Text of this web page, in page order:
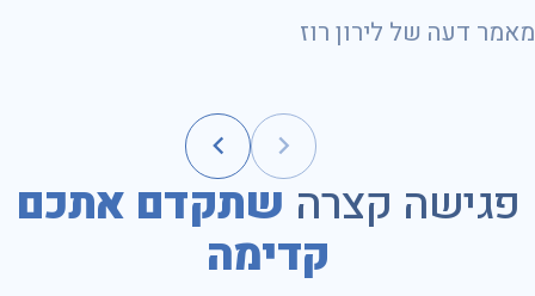
מאמר דעה של לירון רוז
פגישה קצרה שתקדם אתכם
קדימה